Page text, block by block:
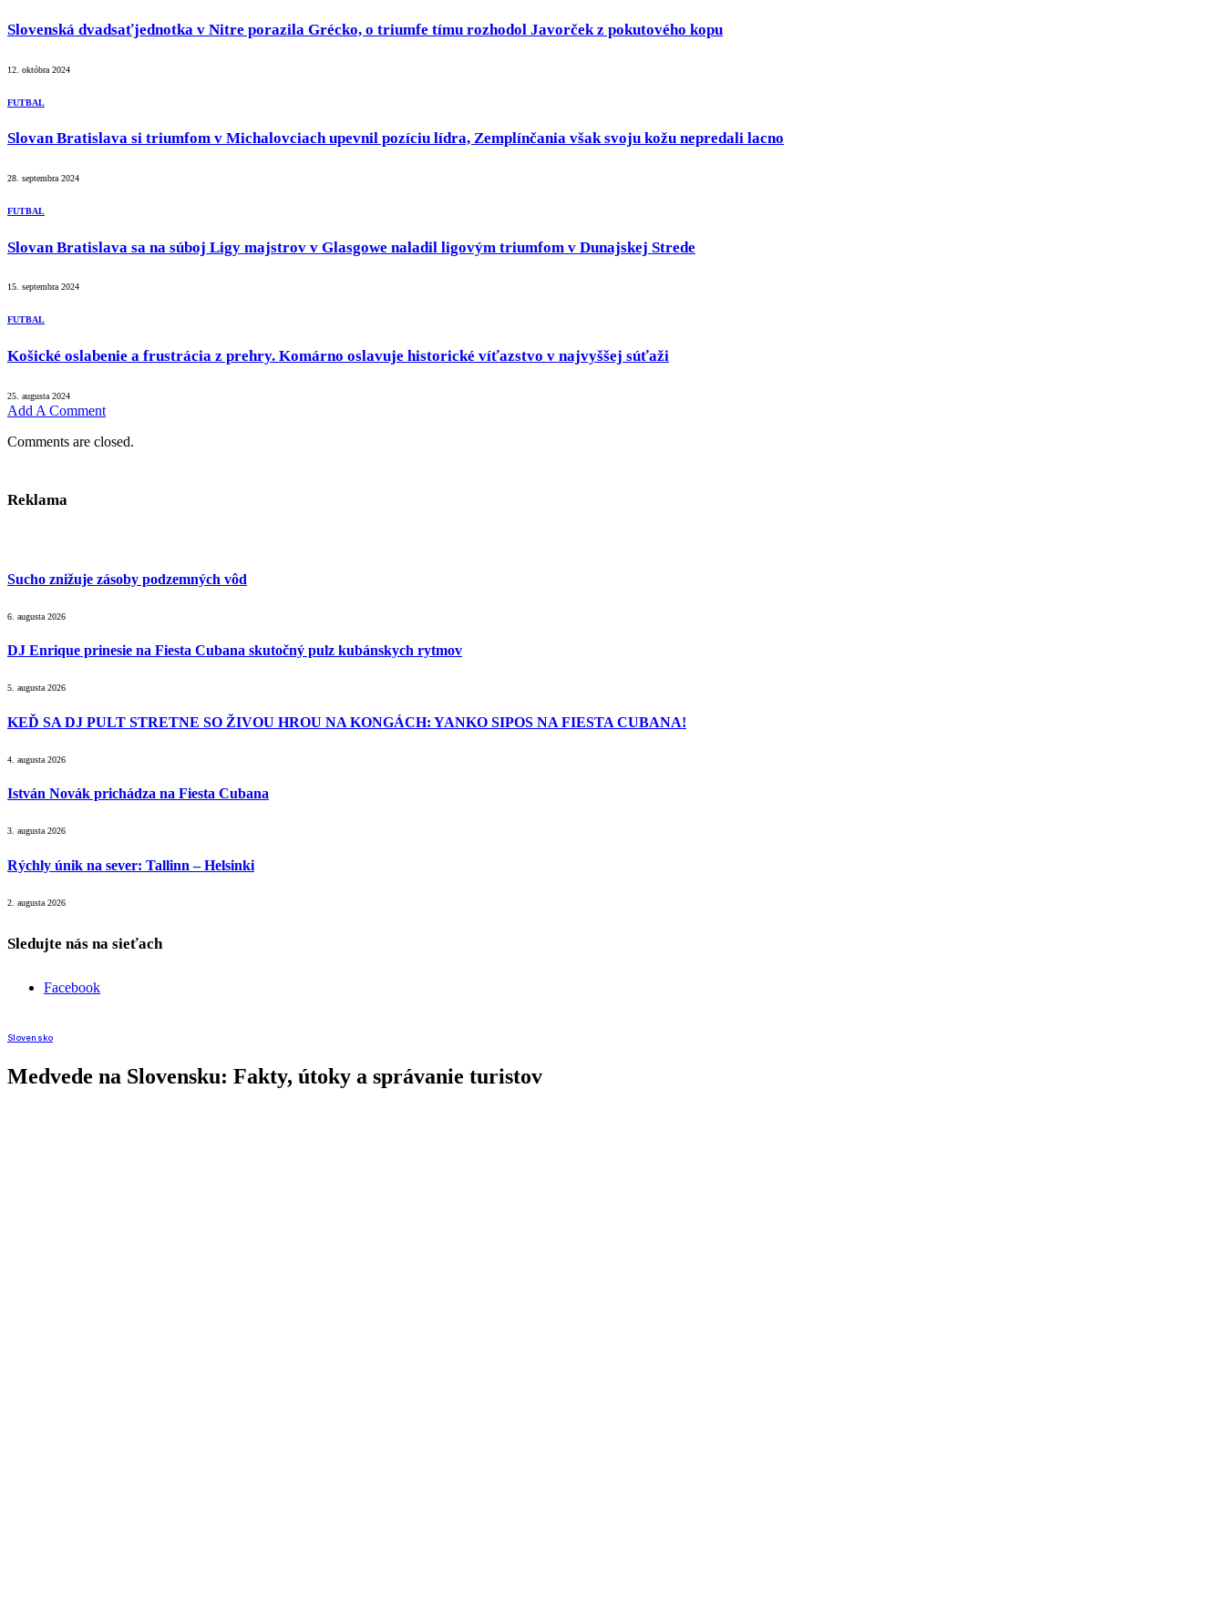
Slovenská dvadsaťjednotka v Nitre porazila Grécko, o triumfe tímu rozhodol Javorček z pokutového kopu
12. októbra 2024
FUTBAL
Slovan Bratislava si triumfom v Michalovciach upevnil pozíciu lídra, Zemplínčania však svoju kožu nepredali lacno
28. septembra 2024
FUTBAL
Slovan Bratislava sa na súboj Ligy majstrov v Glasgowe naladil ligovým triumfom v Dunajskej Strede
15. septembra 2024
FUTBAL
Košické oslabenie a frustrácia z prehry. Komárno oslavuje historické víťazstvo v najvyššej súťaži
25. augusta 2024
Add A Comment
Comments are closed.
Reklama
Sucho znižuje zásoby podzemných vôd
6. augusta 2026
DJ Enrique prinesie na Fiesta Cubana skutočný pulz kubánskych rytmov
5. augusta 2026
KEĎ SA DJ PULT STRETNE SO ŽIVOU HROU NA KONGÁCH: YANKO SIPOS NA FIESTA CUBANA!
4. augusta 2026
István Novák prichádza na Fiesta Cubana
3. augusta 2026
Rýchly únik na sever: Tallinn – Helsinki
2. augusta 2026
Sledujte nás na sieťach
Facebook
Slovensko
Medvede na Slovensku: Fakty, útoky a správanie turistov